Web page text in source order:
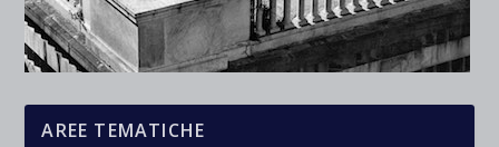
AREE TEMATICHE